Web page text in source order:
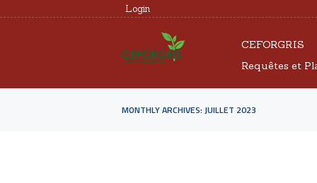
Login
CEFORGRIS
Requêtes et
MONTHLY ARCHIVES: JUILLET 2023